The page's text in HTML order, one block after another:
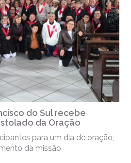
do Sul recebe
da Oração
para um dia de oração,
da missão